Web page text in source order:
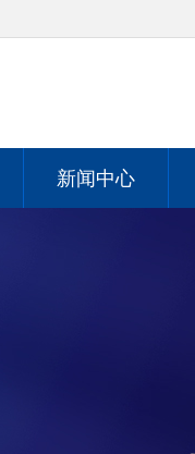
新闻中心